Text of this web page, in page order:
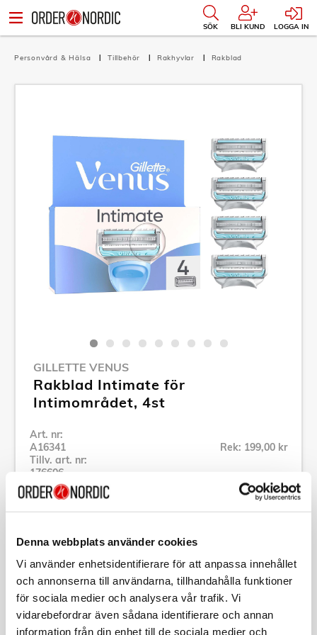
Denna webbplats använder cookies
Vi använder enhetsidentifierare för att anpassa innehållet
och annonserna till användarna, tillhandahålla funktioner
för sociala medier och analysera vår trafik. Vi
vidarebefordrar även sådana identifierare och annan
information från din enhet till de sociala medier och
SÖK BLI KUND LOGGA IN
Personvård & Hälsa Tillbehör Rakhyvlar Rakblad
GILLETTE VENUS
Rakblad Intimate för
Intimområdet, 4st
Art. nr:
A16341
Tillv. art. nr:
176606
Rek: 199,00 kr
Se alla produkter inom Gillette Venus
Specifikation
Beskrivning
Art. nr:A16341